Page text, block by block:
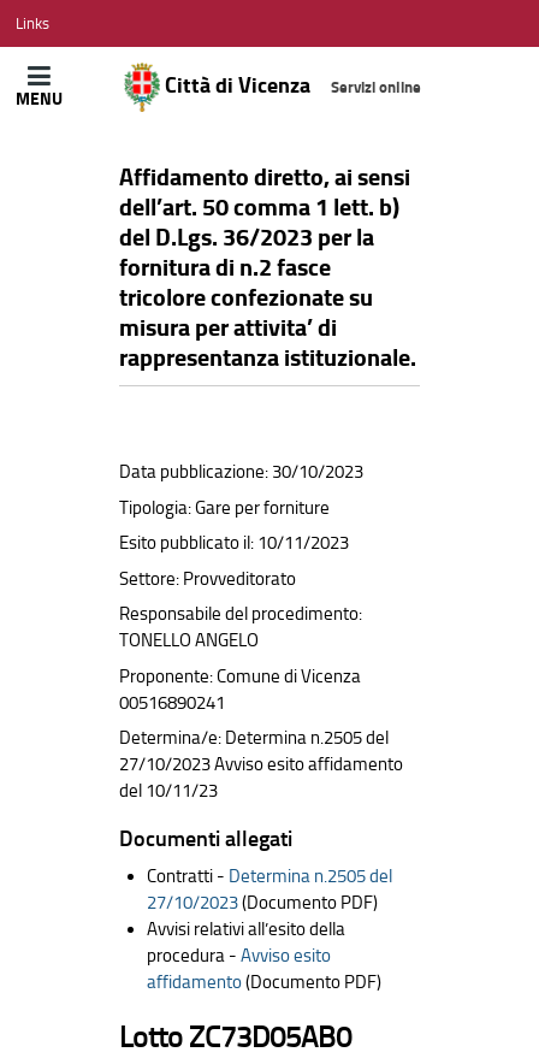
CITTÀ
DI
VICENZA
Links
Città di Vicenza Servizi online
MENU
Affidamento diretto, ai sensi
dell’art. 50 comma 1 lett. b)
del D.Lgs. 36/2023 per la
fornitura di n.2 fasce
tricolore confezionate su
misura per attivita’ di
rappresentanza istituzionale.
Data pubblicazione: 30/10/2023
Tipologia: Gare per forniture
Esito pubblicato il: 10/11/2023
Settore: Provveditorato
Responsabile del procedimento:
TONELLO ANGELO
Proponente: Comune di Vicenza
00516890241
Determina/e: Determina n.2505 del
27/10/2023 Avviso esito affidamento
del 10/11/23
Documenti allegati
Contratti - Determina n.2505 del
27/10/2023(Documento PDF)
Avvisi relativi all’esito della
procedura - Avviso esito
affidamento(Documento PDF)
Lotto ZC73D05AB0